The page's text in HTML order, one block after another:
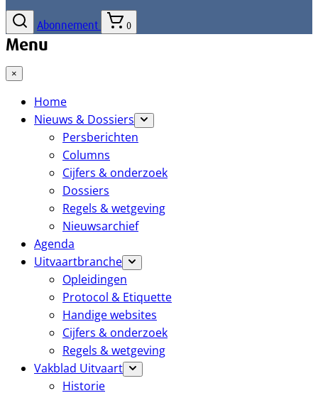
Abonnement 0
Menu
×
Home
Nieuws & Dossiers
Persberichten
Columns
Cijfers & onderzoek
Dossiers
Regels & wetgeving
Nieuwsarchief
Agenda
Uitvaartbranche
Opleidingen
Protocol & Etiquette
Handige websites
Cijfers & onderzoek
Regels & wetgeving
Vakblad Uitvaart
Historie